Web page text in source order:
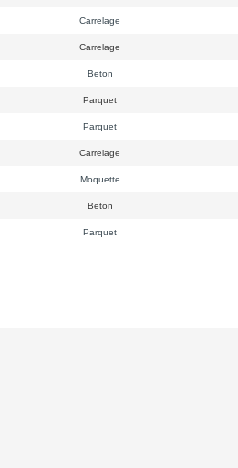
Carrelage
Carrelage
Beton
Parquet
Parquet
Carrelage
Moquette
Beton
Parquet